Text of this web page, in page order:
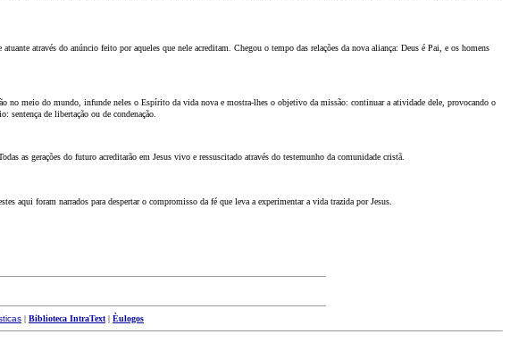
através do anúncio feito por aqueles que nele acreditam. Chegou o tempo das relações da nova aliança: Deus é Pai, e os homens
no meio do mundo, infunde neles o Espírito da vida nova e mostra-lhes o objetivo da missão: continuar a atividade dele, provocando o
sentença de libertação ou de condenação.
as gerações do futuro acreditarão em Jesus vivo e ressuscitado através do testemunho da comunidade cristã.
aqui foram narrados para despertar o compromisso da fé que leva a experimentar a vida trazida por Jesus.
| Biblioteca IntraText| Èulogos